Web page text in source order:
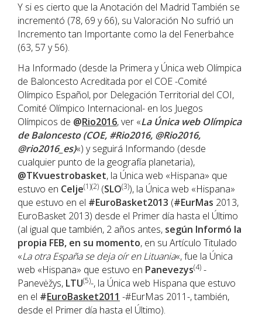
Y si es cierto que la Anotación del Madrid También se
incrementó (78, 69 y 66), su Valoración No sufrió un
Incremento tan Importante como la del Fenerbahce
(63, 57 y 56).
Ha Informado (desde la Primera y Única web Olímpica
de Baloncesto Acreditada por el COE -Comité
Olímpico Español, por Delegación Territorial del COI,
Comité Olímpico Internacional- en los Juegos
Olímpicos de @Rio2016, ver «La Única web Olímpica
de Baloncesto (COE, #Rio2016, @Rio2016,
@rio2016_es)«) y seguirá Informando (desde
cualquier punto de la geografía planetaria),
@TKvuestrobasket, la Única web «Hispana» que
estuvo en Celje(1)(2) (SLO(3)), la Única web «Hispana»
que estuvo en el #EuroBasket2013 (#EurMas 2013,
EuroBasket 2013) desde el Primer día hasta el Último
(al igual que también, 2 años antes, según Informó la
propia FEB, en su momento, en su Artículo Titulado
«La otra España se deja oír en Lituania«, fue la Única
web «Hispana» que estuvo en Panevezys(4) -
Panevėžys, LTU(5)-, la Única web Hispana que estuvo
en el #EuroBasket2011 -#EurMas 2011-, también,
desde el Primer día hasta el Último).